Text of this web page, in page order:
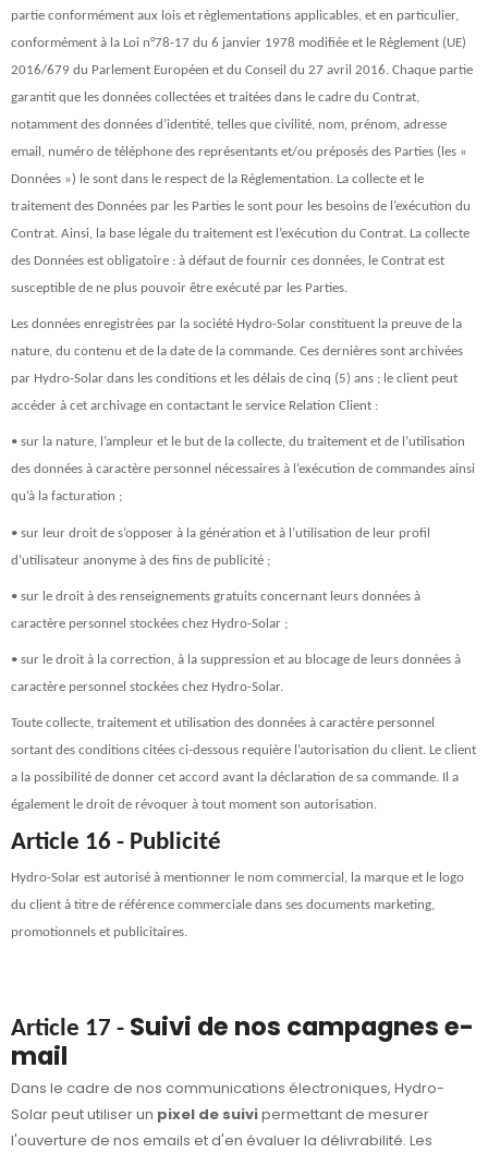
partie conformément aux lois et règlementations applicables, et en particulier,
conformément à la Loi n°78-17 du 6 janvier 1978 modifiée et le Règlement (UE)
2016/679 du Parlement Européen et du Conseil du 27 avril 2016. Chaque partie
garantit que les données collectées et traitées dans le cadre du Contrat,
notamment des données d’identité, telles que civilité, nom, prénom, adresse
email, numéro de téléphone des représentants et/ou préposés des Parties (les «
Données ») le sont dans le respect de la Réglementation. La collecte et le
traitement des Données par les Parties le sont pour les besoins de l’exécution du
Contrat. Ainsi, la base légale du traitement est l’exécution du Contrat. La collecte
des Données est obligatoire : à défaut de fournir ces données, le Contrat est
susceptible de ne plus pouvoir être exécuté par les Parties.
Les données enregistrées par la société Hydro-Solar constituent la preuve de la
nature, du contenu et de la date de la commande. Ces dernières sont archivées
par Hydro-Solar dans les conditions et les délais de cinq (5) ans ; le client peut
accéder à cet archivage en contactant le service Relation Client :
• sur la nature, l’ampleur et le but de la collecte, du traitement et de l’utilisation
des données à caractère personnel nécessaires à l’exécution de commandes ainsi
qu’à la facturation ;
• sur leur droit de s’opposer à la génération et à l’utilisation de leur profil
d’utilisateur anonyme à des fins de publicité ;
• sur le droit à des renseignements gratuits concernant leurs données à
caractère personnel stockées chez Hydro-Solar ;
• sur le droit à la correction, à la suppression et au blocage de leurs données à
caractère personnel stockées chez Hydro-Solar.
Toute collecte, traitement et utilisation des données à caractère personnel
sortant des conditions citées ci-dessous requière l’autorisation du client. Le client
a la possibilité de donner cet accord avant la déclaration de sa commande. Il a
également le droit de révoquer à tout moment son autorisation.
Article 16 - Publicité
Hydro-Solar est autorisé à mentionner le nom commercial, la marque et le logo
du client à titre de référence commerciale dans ses documents marketing,
promotionnels et publicitaires.
Article 17 - Suivi de nos campagnes e-
mail
Dans le cadre de nos communications électroniques, Hydro-
Solar peut utiliser un pixel de suivipermettant de mesurer
l'ouverture de nos emails et d'en évaluer la délivrabilité. Les